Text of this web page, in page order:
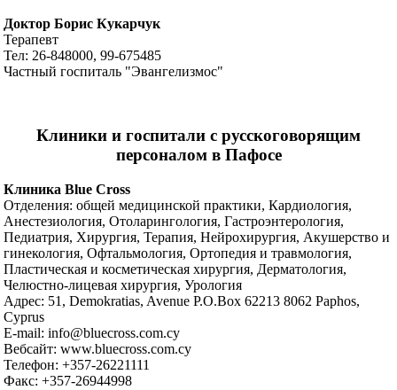
Доктор Борис Кукарчук
Терапевт
Тел: 26-848000, 99-675485
Частный госпиталь "Эвангелизмос"
Клиники и госпитали с русскоговорящим
персоналом в Пафосе
Клиника Blue Cross
Отделения: общей медицинской практики, Кардиология,
Анестезиология, Отоларингология, Гастроэнтерология,
Педиатрия, Хирургия, Терапия, Нейрохирургия, Акушерство и
гинекология, Офтальмология, Ортопедия и травмология,
Пластическая и косметическая хирургия, Дерматология,
Челюстно-лицевая хирургия, Урология
Адрес: 51, Demokratias, Avenue P.O.Box 62213 8062 Paphos,
Cyprus
E-mail: info@bluecross.com.cy
Вебсайт: www.bluecross.com.cy
Телефон: +357-26221111
Факс: +357-26944998